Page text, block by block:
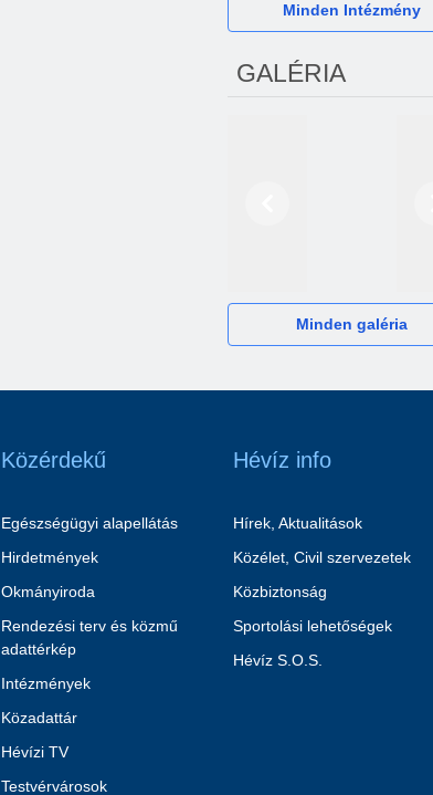
Minden Intézmény
GALÉRIA
Minden galéria
Közérdekű
Egészségügyi alapellátás
Hirdetmények
Okmányiroda
Rendezési terv és közmű
adattérkép
Intézmények
Közadattár
Hévízi TV
Testvérvárosok
Hévíz info
Hírek, Aktualitások
Közélet, Civil szervezetek
Közbiztonság
Sportolási lehetőségek
Hévíz S.O.S.